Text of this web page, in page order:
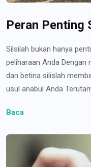
Peran Penting
Silsilah bukan hanya
peliharaan Anda
dan betina silislah
usul anabul Anda
Baca